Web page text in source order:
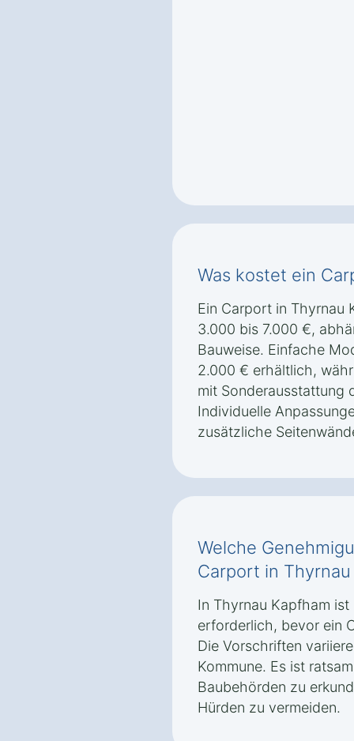
Was kostet ein
Ein Carport in Thyrnau
3.000 bis 7.000 €,
Bauweise. Einfache
2.000 € erhältlich,
mit Sonderausstattung
Individuelle
zusätzliche
Welche
Carport in
In Thyrnau Kapfham
erforderlich, bevor ein
Die Vorschriften
Kommune. Es ist
Baubehörden zu
Hürden zu vermeiden.